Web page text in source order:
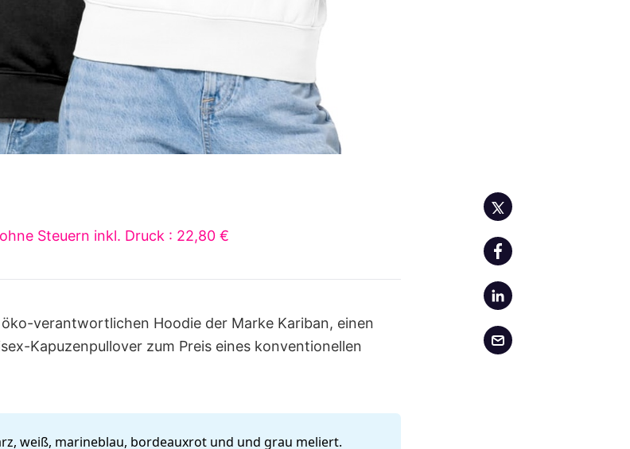
Steuern inkl. Druck : 22,80 €
verantwortlichen Hoodie der Marke Kariban, einen
Kapuzenpullover zum Preis eines konventionellen
weiß, marineblau, bordeauxrot und und grau meliert.